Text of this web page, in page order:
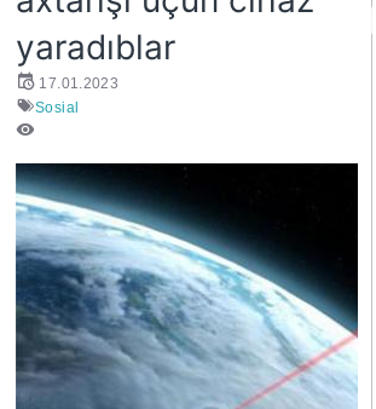
yaradıblar
17.01.2023
Sosial